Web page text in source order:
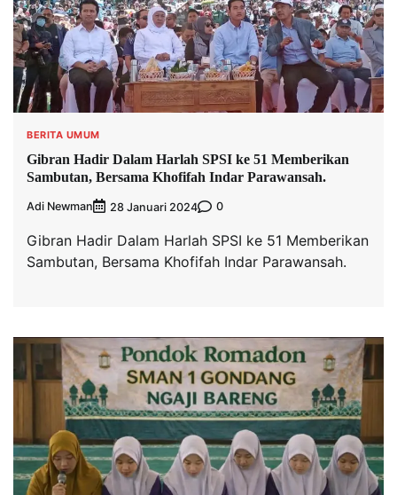
BERITA UMUM
Gibran Hadir Dalam Harlah SPSI ke 51 Memberikan
Sambutan, Bersama Khofifah Indar Parawansah.
Adi Newman 28 Januari 2024 0
Gibran Hadir Dalam Harlah SPSI ke 51 Memberikan
Sambutan, Bersama Khofifah Indar Parawansah.